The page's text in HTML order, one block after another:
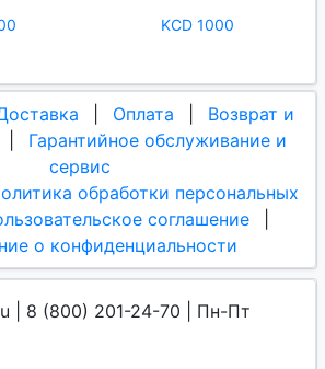
KCD 1000
Оплата
Возврат и
Гарантийное обслуживание и
сервис
обработки персональных
соглашение
о конфиденциальности
| 8 (800) 201-24-70 | Пн-Пт